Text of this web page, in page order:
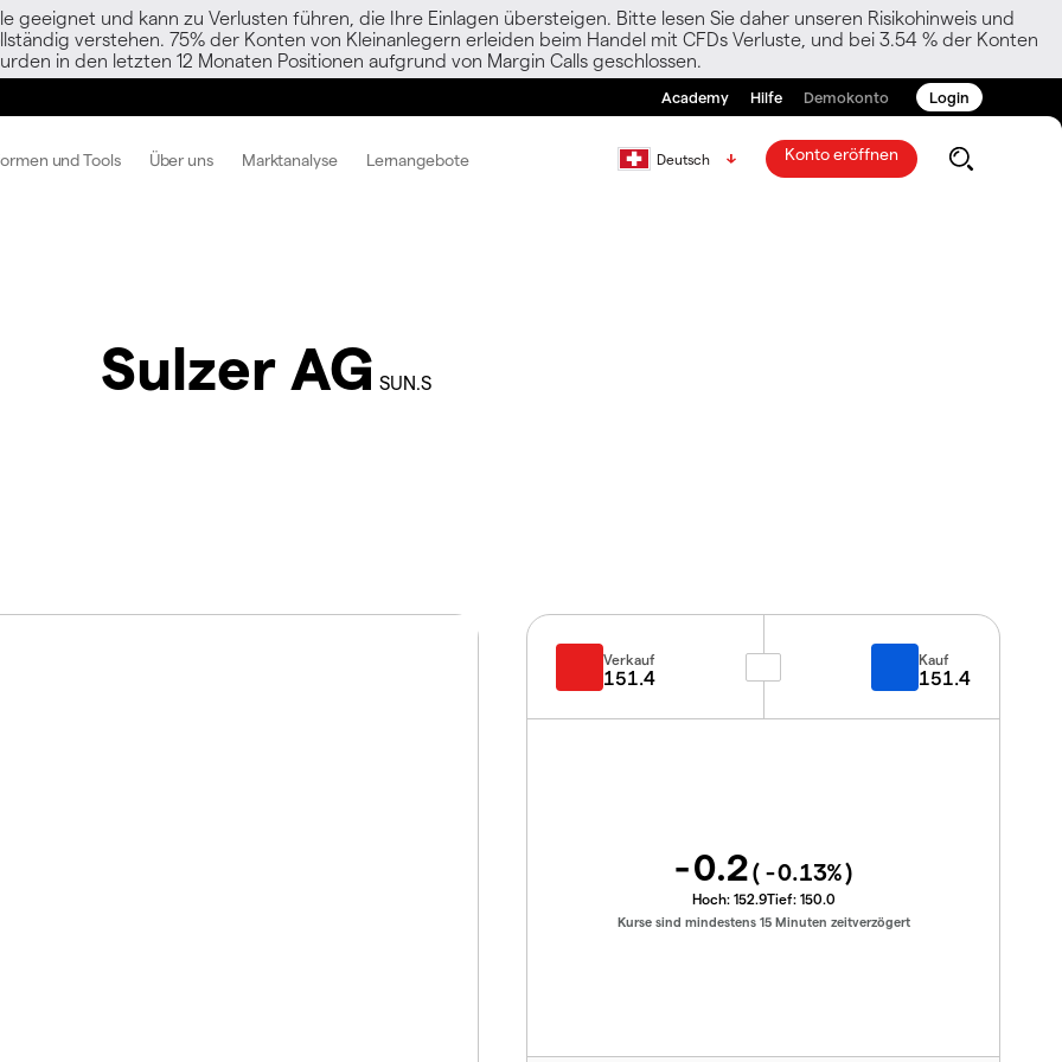
geeignet und kann zu Verlusten führen, die Ihre Einlagen übersteigen. Bitte lesen Sie daher unseren Risikohinweis und
verstehen. 75% der Konten von Kleinanlegern erleiden beim Handel mit CFDs Verluste, und bei 3.54 % der Konten
in den letzten 12 Monaten Positionen aufgrund von Margin Calls geschlossen.
Academy Hilfe Demokonto Login
und Tools Über uns Marktanalyse Lernangebote Deutsch Konto eröffnen
Sulzer AG SUN.S
Verkauf
151.4
Kauf
151.4
-0.2( -0.13%)
Hoch: 152.9Tief: 150.0
Kurse sind mindestens 15 Minuten zeitverzögert